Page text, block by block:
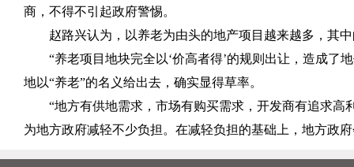
商，不得不引起政府警惕。
赵路兴认为，以养老为由头的地产项目越来越多，其中
“养老项目地块完全以‘价高者得’的规则出让，造成了
地以“养老”的名义给出去，确实显得草率。
“地方有供地需求，市场有购买需求，开发商有追求
为地方政府减轻不少负担。在减轻负担的基础上，地方政